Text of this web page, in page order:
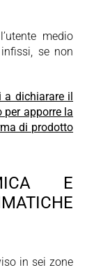
medio
se non
a dichiarare il
apporre la
di prodotto
E
in sei zone